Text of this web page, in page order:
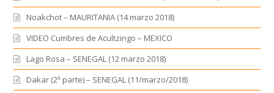
Noakchot – MAURITANIA (14 marzo 2018)
VIDEO Cumbres de Acultzingo – MEXICO
Lago Rosa – SENEGAL (12 marzo 2018)
Dakar (2ª parte) – SENEGAL (11/marzo/2018)